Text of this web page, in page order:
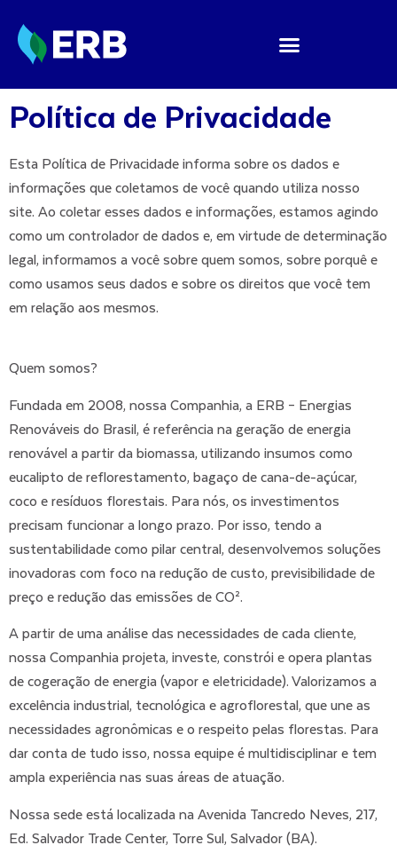
Política de Privacidade
Esta Política de Privacidade informa sobre os dados e
informações que coletamos de você quando utiliza nosso
site. Ao coletar esses dados e informações, estamos agindo
como um controlador de dados e, em virtude de determinação
legal, informamos a você sobre quem somos, sobre porquê e
como usamos seus dados e sobre os direitos que você tem
em relação aos mesmos.
Quem somos?
Fundada em 2008, nossa Companhia, a ERB – Energias
Renováveis do Brasil, é referência na geração de energia
renovável a partir da biomassa, utilizando insumos como
eucalipto de reflorestamento, bagaço de cana-de-açúcar,
coco e resíduos florestais. Para nós, os investimentos
precisam funcionar a longo prazo. Por isso, tendo a
sustentabilidade como pilar central, desenvolvemos soluções
inovadoras com foco na redução de custo, previsibilidade de
preço e redução das emissões de CO².
A partir de uma análise das necessidades de cada cliente,
nossa Companhia projeta, investe, constrói e opera plantas
de cogeração de energia (vapor e eletricidade). Valorizamos a
excelência industrial, tecnológica e agroflorestal, que une as
necessidades agronômicas e o respeito pelas florestas. Para
dar conta de tudo isso, nossa equipe é multidisciplinar e tem
ampla experiência nas suas áreas de atuação.
Nossa sede está localizada na Avenida Tancredo Neves, 217,
Ed. Salvador Trade Center, Torre Sul, Salvador (BA).